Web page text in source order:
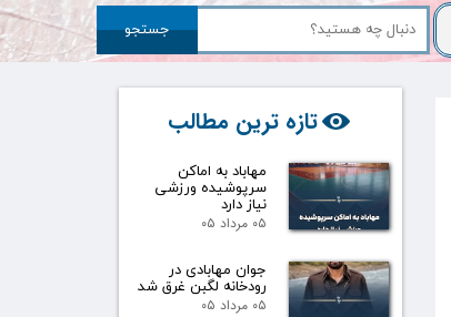
جستجو
تازه ترین مطالب
مهاباد به اماکن
سرپوشیده ورزشی
نیاز دارد
۰۵ مرداد ۰۵
جوان مهابادی در
رودخانه لگبن غرق شد
۰۵ مرداد ۰۵